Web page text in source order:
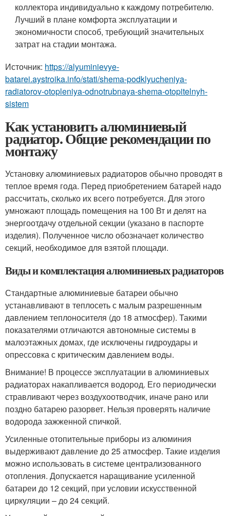
коллектора индивидуально к каждому потребителю.
Лучший в плане комфорта эксплуатации и
экономичности способ, требующий значительных
затрат на стадии монтажа.
Источник: https://alyuminievye-
batarei.aystroika.info/stati/shema-podklyucheniya-
radiatorov-otopleniya-odnotrubnaya-shema-otopitelnyh-
sistem
Как установить алюминиевый
радиатор. Общие рекомендации по
монтажу
Установку алюминиевых радиаторов обычно проводят в
теплое время года. Перед приобретением батарей надо
рассчитать, сколько их всего потребуется. Для этого
умножают площадь помещения на 100 Вт и делят на
энергоотдачу отдельной секции (указано в паспорте
изделия). Полученное число обозначает количество
секций, необходимое для взятой площади.
Виды и комплектация алюминиевых радиаторов
Стандартные алюминиевые батареи обычно
устанавливают в теплосеть с малым разрешенным
давлением теплоносителя (до 18 атмосфер). Такими
показателями отличаются автономные системы в
малоэтажных домах, где исключены гидроудары и
опрессовка с критическим давлением воды.
Внимание! В процессе эксплуатации в алюминиевых
радиаторах накапливается водород. Его периодически
стравливают через воздухоотводчик, иначе рано или
поздно батарею разорвет. Нельзя проверять наличие
водорода зажженной спичкой.
Усиленные отопительные приборы из алюминия
выдерживают давление до 25 атмосфер. Такие изделия
можно использовать в системе централизованного
отопления. Допускается наращивание усиленной
батареи до 12 секций, при условии искусственной
циркуляции – до 24 секций.